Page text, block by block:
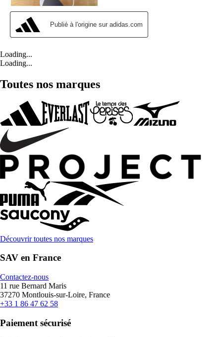
Loading...
Loading...
Toutes nos marques
Découvrir toutes nos marques
SAV en France
Contactez-nous
11 rue Bernard Maris
37270 Montlouis-sur-Loire, France
+33 1 86 47 62 58
Paiement sécurisé